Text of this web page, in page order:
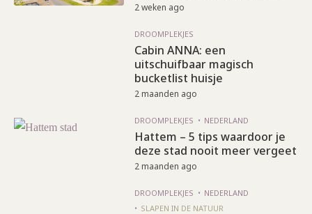
2 weken ago
DROOMPLEKJES
Cabin ANNA: een
uitschuifbaar magisch
bucketlist huisje
2 maanden ago
DROOMPLEKJES NEDERLAND
Hattem – 5 tips waardoor je
deze stad nooit meer vergeet
2 maanden ago
DROOMPLEKJES
NEDERLAND
SLAPEN IN DE NATUUR